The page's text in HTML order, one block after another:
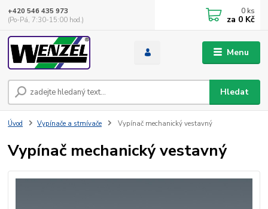
Menu
Hledat
+420 546 435 973
(Po-Pá, 7:30-15:00 hod.)
0 ks
za 0 Kč
Úvod Vypínače a stmívače Vypínač mechanický vestavný
Vypínač mechanický vestavný